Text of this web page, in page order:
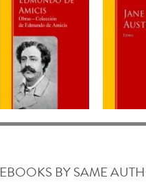
EBOOKS BY SAME